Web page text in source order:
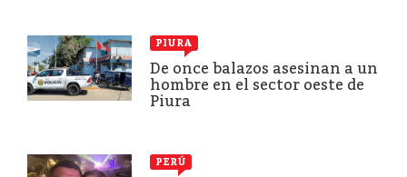
PIURA
De once balazos asesinan a un
hombre en el sector oeste de
Piura
PERÚ